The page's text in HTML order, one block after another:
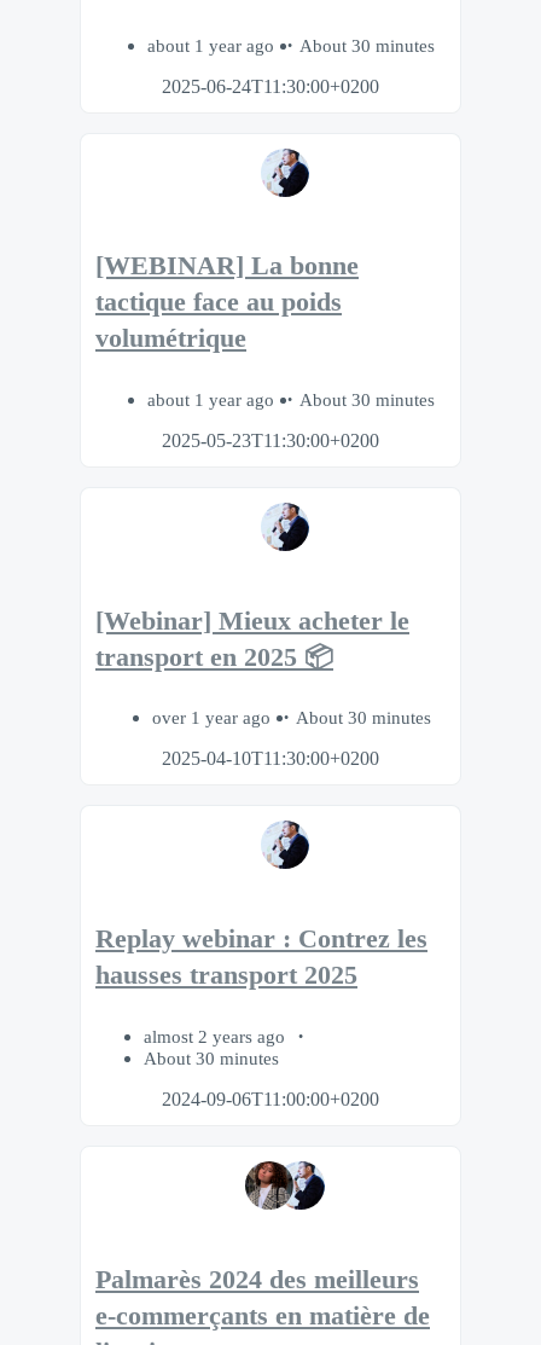
about 1 year ago
About 30 minutes
2025-06-24T11:30:00+0200
[WEBINAR] La bonne
tactique face au poids
volumétrique
about 1 year ago
About 30 minutes
2025-05-23T11:30:00+0200
[Webinar] Mieux acheter le
transport en 2025 📦
over 1 year ago
About 30 minutes
2025-04-10T11:30:00+0200
Replay webinar : Contrez les
hausses transport 2025
almost 2 years ago
About 30 minutes
2024-09-06T11:00:00+0200
Palmarès 2024 des meilleurs
e-commerçants en matière de